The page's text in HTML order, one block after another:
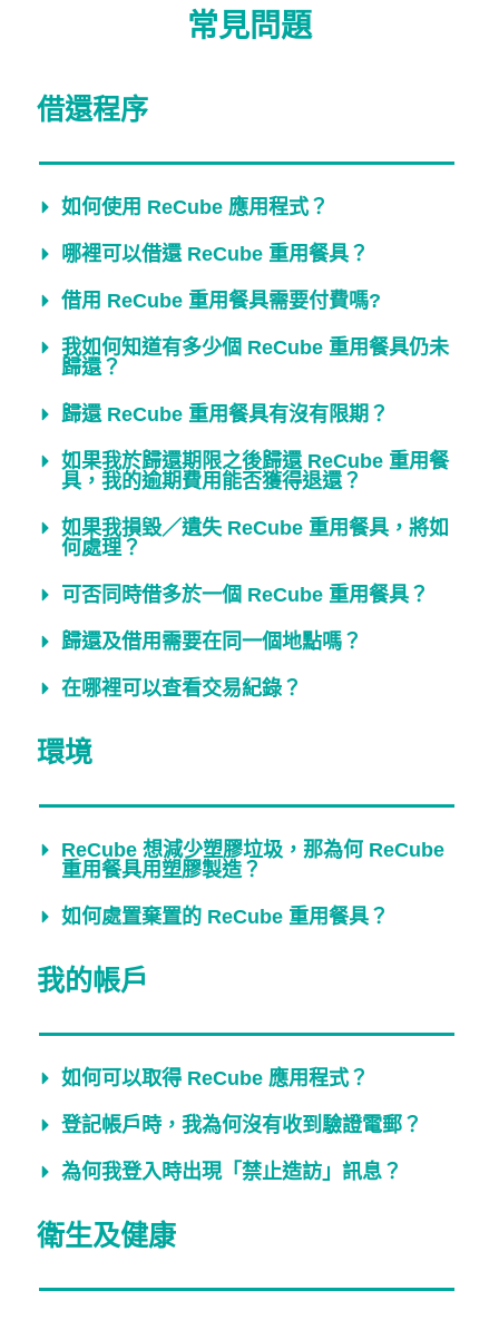
常見問題
借還程序
如何使用 ReCube 應用程式？
哪裡可以借還 ReCube 重用餐具？
借用 ReCube 重用餐具需要付費嗎?
我如何知道有多少個 ReCube 重用餐具仍未
歸還？
歸還 ReCube 重用餐具有沒有限期？
如果我於歸還期限之後歸還 ReCube 重用餐
具，我的逾期費用能否獲得退還？
如果我損毀／遺失 ReCube 重用餐具，將如
何處理？
可否同時借多於一個 ReCube 重用餐具？
歸還及借用需要在同一個地點嗎？
在哪裡可以查看交易紀錄？
環境
ReCube 想減少塑膠垃圾，那為何 ReCube
重用餐具用塑膠製造？
如何處置棄置的 ReCube 重用餐具？
我的帳戶
如何可以取得 ReCube 應用程式？
登記帳戶時，我為何沒有收到驗證電郵？
為何我登入時出現「禁止造訪」訊息？
衛生及健康